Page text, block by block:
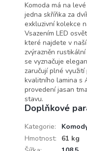
Komoda má na
jedna skříňka za
exkluzivní kolekce
Vsazením LED
které najdete v
zvýrazněn
se vyznačuje
zaručují plné
kvalitního lamina s
provedení jasan
stavu.
Doplňkové
Kategorie:
Hmotnost:
61 kg